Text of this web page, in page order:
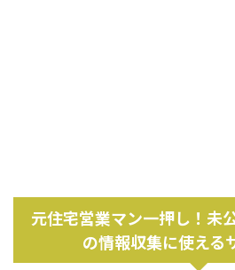
元住宅営業マン一押し！未
の情報収集に使える